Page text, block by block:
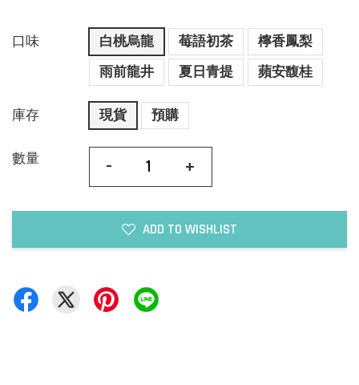
口味 白桃烏龍 莓語初茶
檸香鳳梨
雨前龍井
夏日青提 蘋安馥桂
庫存 現貨 預購
數量 - +
ADD TO WISHLIST